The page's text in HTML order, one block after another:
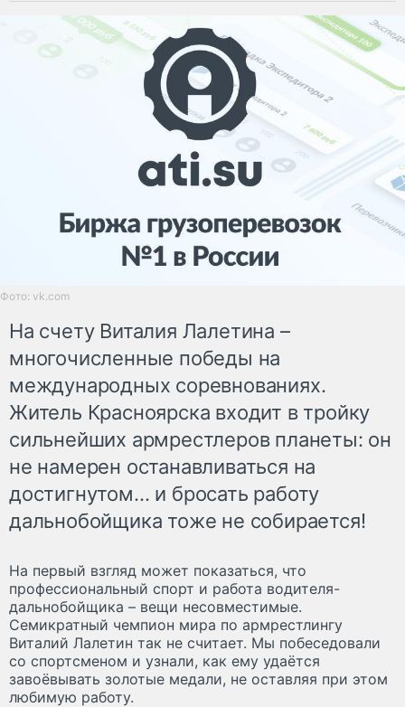
Фото: vk.com
На счету Виталия Лалетина –
многочисленные победы на
международных соревнованиях.
Житель Красноярска входит в тройку
сильнейших армрестлеров планеты: он
не намерен останавливаться на
достигнутом… и бросать работу
дальнобойщика тоже не собирается!
На первый взгляд может показаться, что
профессиональный спорт и работа водителя-
дальнобойщика – вещи несовместимые.
Семикратный чемпион мира по армрестлингу
Виталий Лалетин так не считает. Мы побеседовали
со спортсменом и узнали, как ему удаётся
завоёвывать золотые медали, не оставляя при этом
любимую работу.